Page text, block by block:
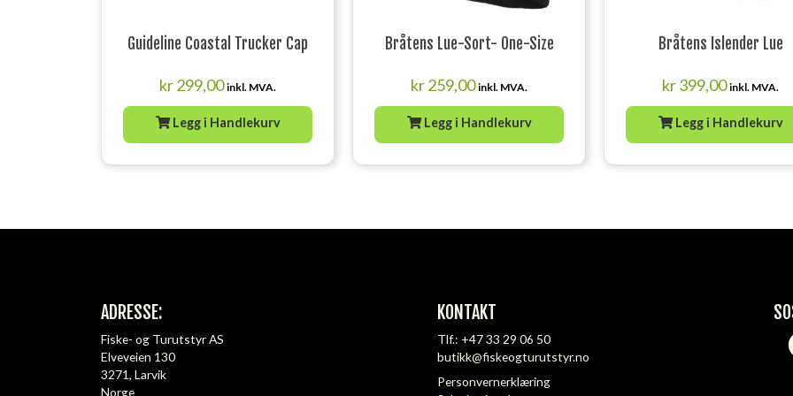
Guideline Coastal Trucker Cap
kr299,00 inkl. MVA.
Legg i Handlekurv
Bråtens Lue-Sort- One-Size
kr259,00 inkl. MVA.
Legg i Handlekurv
Bråtens Islender Lue
kr399,00 inkl. MVA.
Legg i Handlekurv
ADRESSE:
Fiske- og Turutstyr AS
Elveveien 130
3271, Larvik
Norge
KONTAKT
Tlf.: +47 33 29 06 50
butikk@fiskeogturutstyr.no
Personvernerklæring